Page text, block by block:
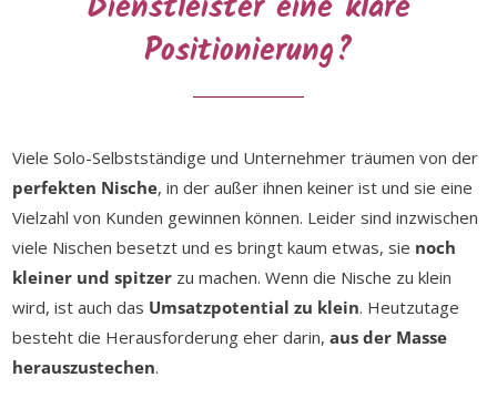
Positionierung?
Viele Solo-Selbstständige und Unternehmer träumen von der
perfekten Nische, in der außer ihnen keiner ist und sie eine
Vielzahl von Kunden gewinnen können. Leider sind inzwischen
viele Nischen besetzt und es bringt kaum etwas, sie noch
kleiner und spitzer zu machen. Wenn die Nische zu klein
wird, ist auch das Umsatzpotential zu klein. Heutzutage
besteht die Herausforderung eher darin, aus der Masse
herauszustechen.